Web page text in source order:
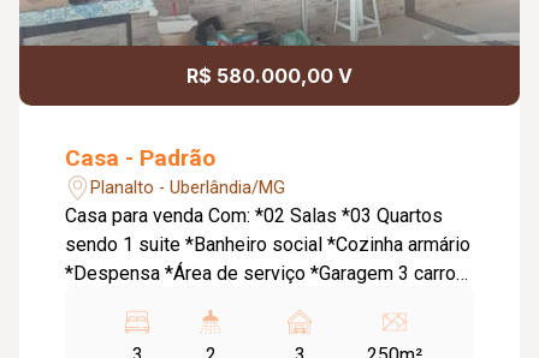
R$ 580.000,00 V
Casa - Padrão
Planalto - Uberlândia/MG
Casa para venda Com: *02 Salas *03 Quartos
sendo 1 suite *Banheiro social *Cozinha armário
*Despensa *Área de serviço *Garagem 3 carros
Cómodo comercial com apartamento, na parte